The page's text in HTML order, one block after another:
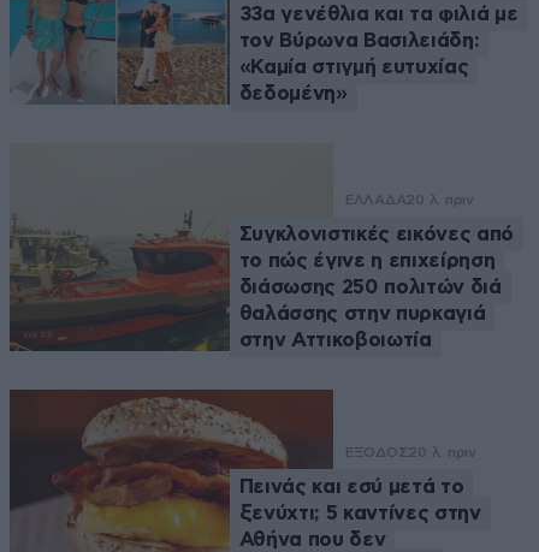
33α γενέθλια και τα φιλιά με
τον Βύρωνα Βασιλειάδη:
«Καμία στιγμή ευτυχίας
δεδομένη»
ΕΛΛΑΔΑ20 λ. πριν
Συγκλονιστικές εικόνες από
το πώς έγινε η επιχείρηση
διάσωσης 250 πολιτών διά
θαλάσσης στην πυρκαγιά
στην Αττικοβοιωτία
ΕΞΟΔΟΣ20 λ. πριν
Πεινάς και εσύ μετά το
ξενύχτι; 5 καντίνες στην
Αθήνα που δεν